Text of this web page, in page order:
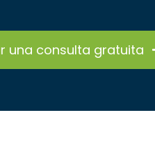
una consulta gratuita